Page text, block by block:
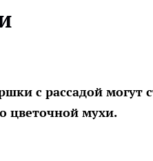
с рассадой
цветочной мухи.